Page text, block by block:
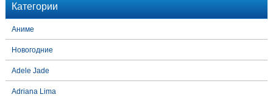
Категории
Аниме
Новогодние
Adele Jade
Adriana Lima